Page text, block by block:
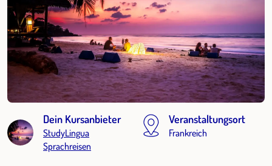
Dein Kursanbieter
StudyLingua
Sprachreisen
Veranstaltungsort
Frankreich